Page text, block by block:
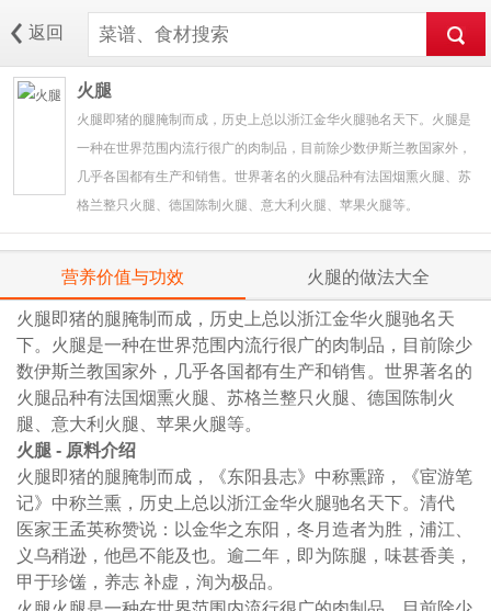
返回
火腿
火腿即猪的腿腌制而成，历史上总以浙江金华火腿驰名天下。火腿是
一种在世界范围内流行很广的肉制品，目前除少数伊斯兰教国家外，
几乎各国都有生产和销售。世界著名的火腿品种有法国烟熏火腿、苏
格兰整只火腿、德国陈制火腿、意大利火腿、苹果火腿等。
营养价值与功效 火腿的做法大全
火腿即猪的腿腌制而成，历史上总以浙江金华火腿驰名天
下。火腿是一种在世界范围内流行很广的肉制品，目前除少
数伊斯兰教国家外，几乎各国都有生产和销售。世界著名的
火腿品种有法国烟熏火腿、苏格兰整只火腿、德国陈制火
腿、意大利火腿、苹果火腿等。
火腿 - 原料介绍
火腿即猪的腿腌制而成，《东阳县志》中称熏蹄，《宦游笔
记》中称兰熏，历史上总以浙江金华火腿驰名天下。清代
医家王孟英称赞说：以金华之东阳，冬月造者为胜，浦江、
义乌稍逊，他邑不能及也。逾二年，即为陈腿，味甚香美，
甲于珍馐，养志 补虚，洵为极品。